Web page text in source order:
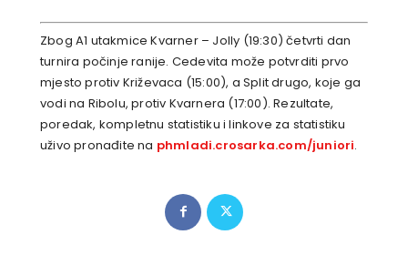
Zbog A1 utakmice Kvarner – Jolly (19:30) četvrti dan
turnira počinje ranije. Cedevita može potvrditi prvo
mjesto protiv Križevaca (15:00), a Split drugo, koje ga
vodi na Ribolu, protiv Kvarnera (17:00). Rezultate,
poredak, kompletnu statistiku i linkove za statistiku
uživo pronađite na phmladi.crosarka.com/juniori.